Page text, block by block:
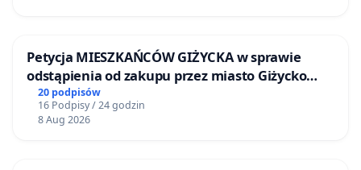
Petycja MIESZKAŃCÓW GIŻYCKA w sprawie
odstąpienia od zakupu przez miasto Giżycko
nieruchomości położonej nad jeziorem Niegocin
20 podpisów
16 Podpisy / 24 godzin
8 Aug 2026